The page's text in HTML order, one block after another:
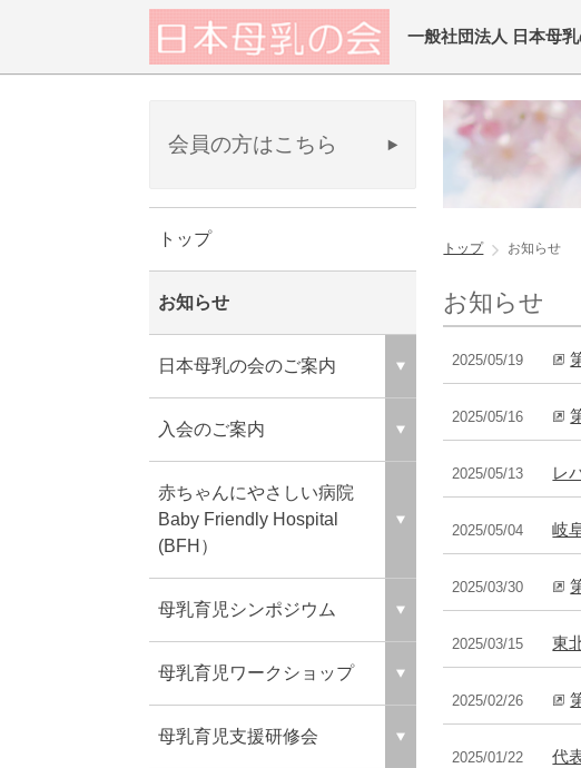
一般社団法人 日本母
会員の方はこちら
トップ
お知らせ
日本母乳の会のご案内
入会のご案内
赤ちゃんにやさしい病院
Baby Friendly Hospital
(BFH）
母乳育児シンポジウム
母乳育児ワークショップ
母乳育児支援研修会
トップ お知らせ
お知らせ
2025/05/19
2025/05/16
2025/05/13 レ
2025/05/04 岐
2025/03/30
2025/03/15 東
2025/02/26
2025/01/22 代